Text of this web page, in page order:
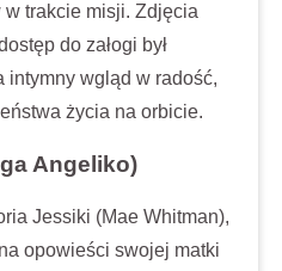
trakcie misji. Zdjęcia
do załogi był
intymny wgląd w radość,
życia na orbicie.
Angeliko)
Jessiki (Mae Whitman),
opowieści swojej matki